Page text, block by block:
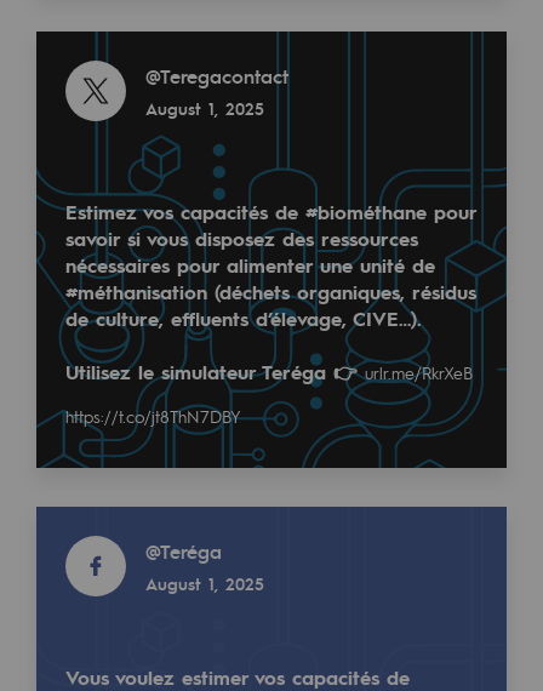
Energiz Mouv
Teréga's social and regional program
Regional
Regional
Commitments to the territories
Social
Social
Investing in skills
Inclusion
Quality of life and work conditions
Safety
PARI 2035, the safety program
Read more
@Teregacontact
December 2, 2024
Teréga, sponsor des Green Aero Days, pour une
Teréga apporte son expertise sur les enjeux de
📅 3 et 4 décembre 2024
📍 MEETT, Toulousehttps://t.co/lf5fOtduIH
Read more
@teréga
@Teregacontact
August 1, 2025
Estimez vos capacités de #biométhane pour
savoir si vous disposez des ressources
nécessaires pour alimenter une unité de
#méthanisation (déchets organiques, résidus
de culture, effluents d’élevage, CIVE…).
Utilisez le simulateur Teréga 👉urlr.me/RkrXeB
https://t.co/jt8ThN7DBY
@Teréga
August 1, 2025
Vous voulez estimer vos capacités de